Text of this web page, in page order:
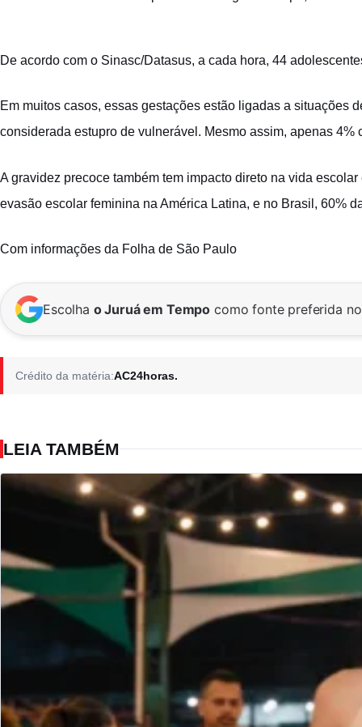
De acordo com o Sinasc/Datasus, a cada hora, 44
Em muitos casos, essas gestações estão ligadas a situações
considerada estupro de vulnerável. Mesmo assim, apenas 4%
A gravidez precoce também tem impacto direto na vida
evasão escolar feminina na América Latina, e no Brasil, 60%
Com informações da Folha de São Paulo
Escolha o Juruá em Tempo como fonte preferida
Crédito da matéria:AC24horas.
LEIA TAMBÉM